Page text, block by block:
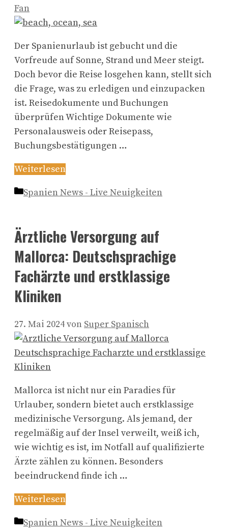
Fan
Der Spanienurlaub ist gebucht und die
Vorfreude auf Sonne, Strand und Meer steigt.
Doch bevor die Reise losgehen kann, stellt sich
die Frage, was zu erledigen und einzupacken
ist. Reisedokumente und Buchungen
überprüfen Wichtige Dokumente wie
Personalausweis oder Reisepass,
Buchungsbestätigungen …
Weiterlesen
Kategorien
Spanien News - Live Neuigkeiten
Ärztliche Versorgung auf
Mallorca: Deutschsprachige
Fachärzte und erstklassige
Kliniken
27. Mai 2024von Super Spanisch
Mallorca ist nicht nur ein Paradies für
Urlauber, sondern bietet auch erstklassige
medizinische Versorgung. Als jemand, der
regelmäßig auf der Insel verweilt, weiß ich,
wie wichtig es ist, im Notfall auf qualifizierte
Ärzte zählen zu können. Besonders
beeindruckend finde ich …
Weiterlesen
Kategorien
Spanien News - Live Neuigkeiten